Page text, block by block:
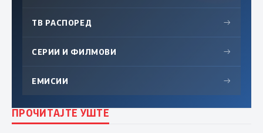
ТВ РАСПОРЕД →
СЕРИИ И ФИЛМОВИ →
ЕМИСИИ →
ПРОЧИТАЈТЕ УШТЕ